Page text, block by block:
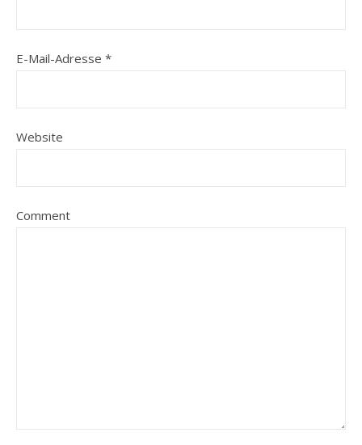
E-Mail-Adresse *
Website
Comment